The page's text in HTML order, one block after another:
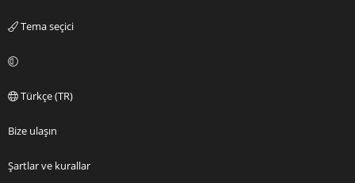
Tema seçici
Türkçe (TR)
Bize ulaşın
Şartlar ve kurallar